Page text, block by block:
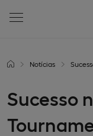
Notícias
Sucesso